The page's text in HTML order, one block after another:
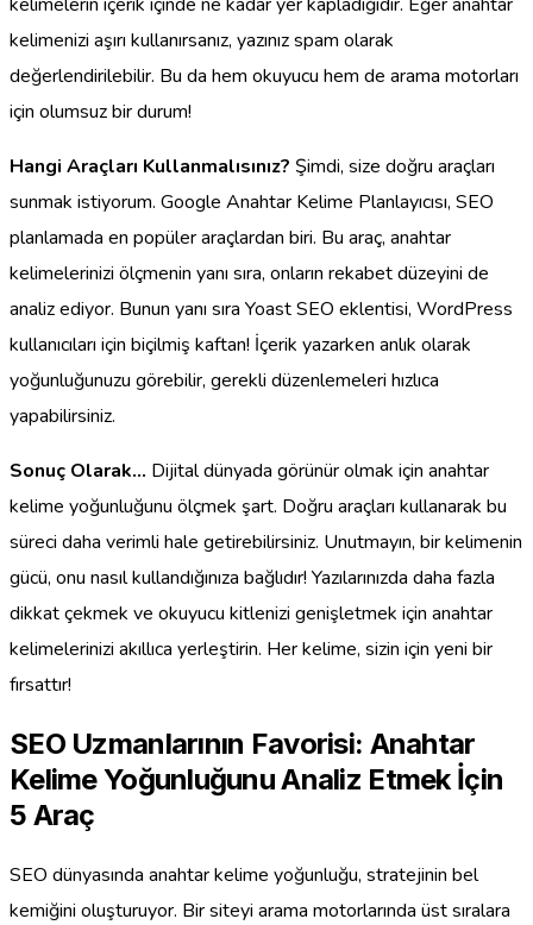
kelimenizi aşırı kullanırsanız, yazınız spam olarak
değerlendirilebilir. Bu da hem okuyucu hem de arama motorları
için olumsuz bir durum!
Hangi Araçları Kullanmalısınız? Şimdi, size doğru araçları
sunmak istiyorum. Google Anahtar Kelime Planlayıcısı, SEO
planlamada en popüler araçlardan biri. Bu araç, anahtar
kelimelerinizi ölçmenin yanı sıra, onların rekabet düzeyini de
analiz ediyor. Bunun yanı sıra Yoast SEO eklentisi, WordPress
kullanıcıları için biçilmiş kaftan! İçerik yazarken anlık olarak
yoğunluğunuzu görebilir, gerekli düzenlemeleri hızlıca
yapabilirsiniz.
Sonuç Olarak… Dijital dünyada görünür olmak için anahtar
kelime yoğunluğunu ölçmek şart. Doğru araçları kullanarak bu
süreci daha verimli hale getirebilirsiniz. Unutmayın, bir kelimenin
gücü, onu nasıl kullandığınıza bağlıdır! Yazılarınızda daha fazla
dikkat çekmek ve okuyucu kitlenizi genişletmek için anahtar
kelimelerinizi akıllıca yerleştirin. Her kelime, sizin için yeni bir
fırsattır!
SEO Uzmanlarının Favorisi: Anahtar
Kelime Yoğunluğunu Analiz Etmek İçin
5 Araç
SEO dünyasında anahtar kelime yoğunluğu, stratejinin bel
kemiğini oluşturuyor. Bir siteyi arama motorlarında üst sıralara